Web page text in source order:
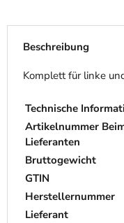
Beschreibung
Komplett für linke
Technische
Artikelnummer
Lieferanten
Bruttogewicht
GTIN
Herstellernummer
Lieferant